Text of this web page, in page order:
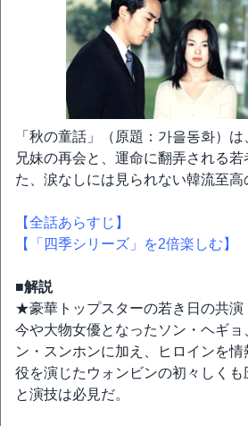
「秋の童話」（原題：가을동화）
兄妹の再会と、運命に翻弄される
た、涙なしには見られない韓流至高
【全話あらすじ】
【「四季シリーズ」を2倍楽しむ】
■解説
★豪華トップスターの若き日の共演
今や大物女優となったソン・ヘギョ
ン・スンホンに加え、ヒロインを情
役を演じたウォンビンの初々しく
と演技は必見だ。